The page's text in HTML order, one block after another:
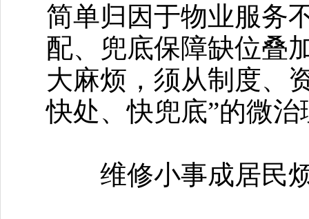
简单归因于物业服务
配、兜底保障缺位叠
大麻烦，须从制度、
快处、快兜底”的微治
维修小事成居民